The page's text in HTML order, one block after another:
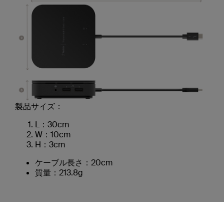
製品サイズ：
L：30cm
W：10cm
H：3cm
ケーブル長さ：20cm
質量：213.8g